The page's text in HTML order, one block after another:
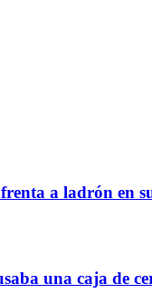
a ladrón en
una caja de